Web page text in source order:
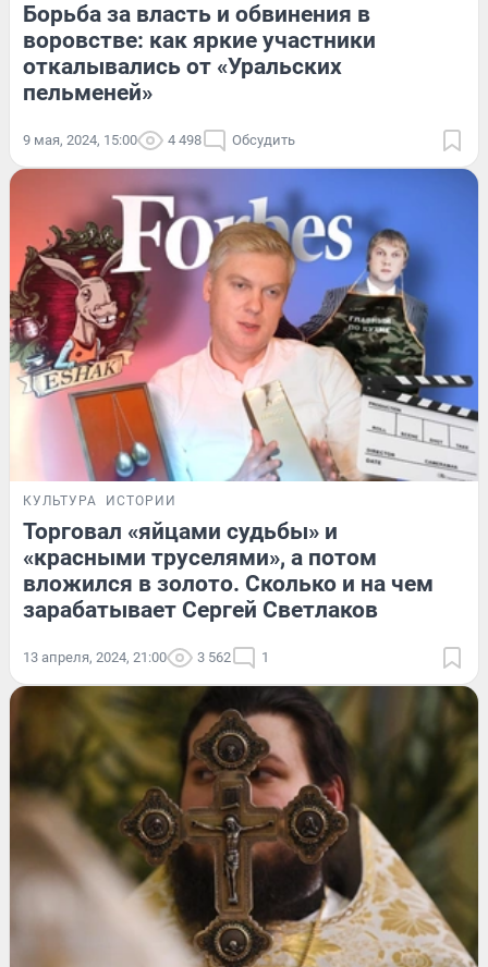
Борьба за власть и обвинения в
воровстве: как яркие участники
откалывались от «Уральских
пельменей»
9 мая, 2024, 15:00 4 498 Обсудить
КУЛЬТУРА ИСТОРИИ
Торговал «яйцами судьбы» и
«красными труселями», а потом
вложился в золото. Сколько и на чем
зарабатывает Сергей Светлаков
13 апреля, 2024, 21:00 3 562 1